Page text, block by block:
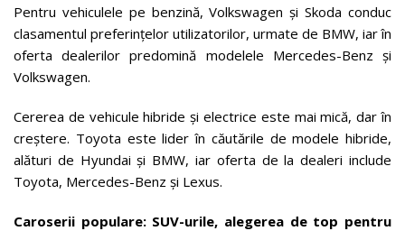
Pentru vehiculele pe benzină, Volkswagen și Skoda conduc
clasamentul preferințelor utilizatorilor, urmate de BMW, iar în
oferta dealerilor predomină modelele Mercedes-Benz și
Volkswagen.
Cererea de vehicule hibride și electrice este mai mică, dar în
creștere. Toyota este lider în căutările de modele hibride,
alături de Hyundai și BMW, iar oferta de la dealeri include
Toyota, Mercedes-Benz și Lexus.
Caroserii populare: SUV-urile, alegerea de top pentru